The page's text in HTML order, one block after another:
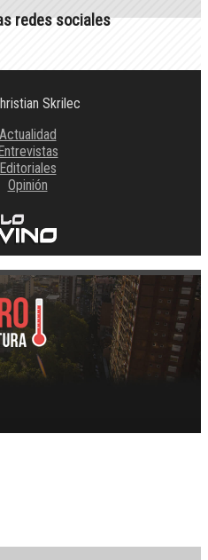
redes sociales
Skrilec
Actualidad
Entrevistas
Editoriales
Opinión